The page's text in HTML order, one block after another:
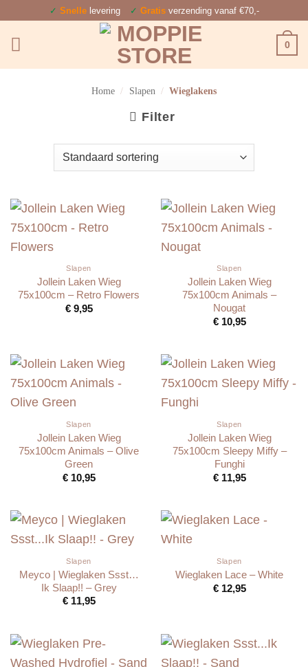
inhoud
✓ Snellelevering ✓ Gratisverzending vanaf €70,-
0
Home / Slapen / Wieglakens
Filter
Slapen
Jollein Laken Wieg
75x100cm – Retro Flowers
€9,95
Slapen
Jollein Laken Wieg
75x100cm Animals –
Nougat
€10,95
Slapen
Jollein Laken Wieg
75x100cm Animals – Olive
Green
€10,95
Slapen
Jollein Laken Wieg
75x100cm Sleepy Miffy –
Funghi
€11,95
Slapen
Meyco | Wieglaken Ssst…
Ik Slaap!! – Grey
€11,95
Slapen
Wieglaken Lace – White
€12,95